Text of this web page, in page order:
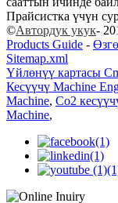
Прайсистка үчүн
©Автордук укук-
Products Guide -
Sitemap.xml
Үйлөнүү картасы
Кесүүчү Machine
Machine, Co2
Machine,